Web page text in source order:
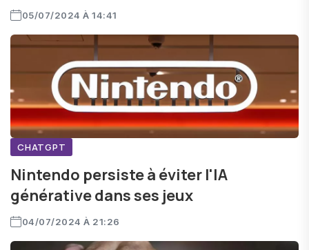
05/07/2024 À 14:41
CHATGPT
Nintendo persiste à éviter l'IA
générative dans ses jeux
04/07/2024 À 21:26